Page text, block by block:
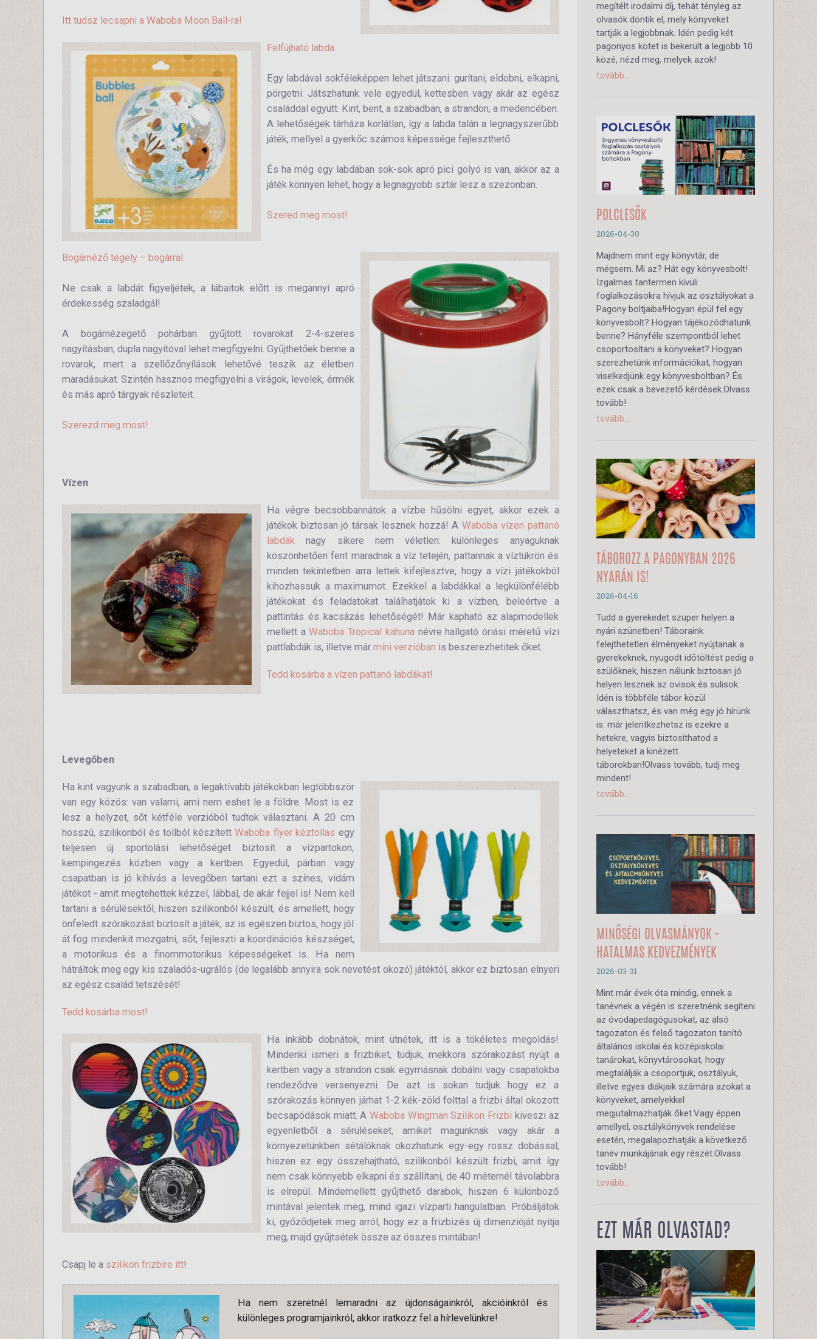
Itt tudsz lecsapni a Waboba Moon Ball-ra!
Felfújható labda
Egy labdával sokféleképpen lehet játszani: gurítani, eldobni, elkapni,
pörgetni. Játszhatunk vele egyedül, kettesben vagy akár az egész
családdal együtt. Kint, bent, a szabadban, a strandon, a medencében.
A lehetőségek tárháza korlátlan, így a labda talán a legnagyszerűbb
játék, mellyel a gyerkőc számos képessége fejleszthető.
És ha még egy labdában sok-sok apró pici golyó is van, akkor az a
játék könnyen lehet, hogy a legnagyobb sztár lesz a szezonban.
Szered meg most!
Bogárnéző tégely – bogárral
Ne csak a labdát figyeljétek, a lábaitok előtt is megannyi apró
érdekesség szaladgál!
A bogárnézegető pohárban gyűjtött rovarokat 2-4-szeres
nagyításban, dupla nagyítóval lehet megfigyelni. Gyűjthetőek benne a
rovarok, mert a szellőzőnyílások lehetővé teszik az életben
maradásukat. Szintén hasznos megfigyelni a virágok, levelek, érmék
és más apró tárgyak részleteit.
Szerezd meg most!
Vízen
Ha végre becsobbannátok a vízbe hűsölni egyet, akkor ezek a
játékok biztosan jó társak lesznek hozzá! AWaboba vízen pattanó
labdáknagy sikere nem véletlen: különleges anyaguknak
köszönhetően fent maradnak a víz tetején, pattannak a víztükrön és
minden tekintetben arra lettek kifejlesztve, hogy a vízi játékokból
kihozhassuk a maximumot. Ezekkel a labdákkal a legkülönfélébb
játékokat és feladatokat találhatjátok ki a vízben, beleértve a
pattintás és kacsázás lehetőségét! Már kapható az alapmodellek
mellett aWaboba Tropical kahuna névre hallgató óriási méretű vízi
pattlabdák is, illetve már mini verzióban is beszerezhetitek őket.
Tedd kosárba a vízen pattanó labdákat!
Levegőben
Ha kint vagyunk a szabadban, a legaktívabb játékokban legtöbbször
van egy közös: van valami, ami nem eshet le a földre. Most is ez
lesz a helyzet, sőt kétféle verzióból tudtok választani. A 20 cm
hosszú, szilikonból és tollból készítettWaboba flyer kéztollas egy
teljesen új sportolási lehetőséget biztosít a vízpartokon,
kempingezés közben vagy a kertben. Egyedül, párban vagy
csapatban is jó kihívás a levegőben tartani ezt a színes, vidám
játékot - amit megtehettek kézzel, lábbal, de akár fejjel is! Nem kell
tartani a sérülésektől, hiszen szilikonból készült, és amellett, hogy
önfeledt szórakozást biztosít a játék, az is egészen biztos, hogy jól
át fog mindenkit mozgatni, sőt, fejleszti a koordinációs készséget,
a motorikus és a finommotorikus képességeket is. Ha nem
hátráltok meg egy kis szaladós-ugrálós (de legalább annyira sok nevetést okozó) játéktól, akkor ez biztosan elnyeri
az egész család tetszését!
Tedd kosárba most!
Ha inkább dobnátok, mint ütnétek, itt is a tökéletes megoldás!
Mindenki ismeri a frizbiket, tudjuk, mekkora szórakozást nyújt a
kertben vagy a strandon csak egymásnak dobálni vagy csapatokba
rendeződve versenyezni. De azt is sokan tudjuk hogy ez a
szórakozás könnyen járhat 1-2 kék-zöld folttal a frizbi által okozott
becsapódások miatt. AWaboba Wingman Szilikon Frizbi kiveszi az
egyenletből a sérüléseket, amiket magunknak vagy akár a
környezetünkben sétálóknak okozhatunk egy-egy rossz dobással,
hiszen ez egy összehajtható, szilikonból készült frizbi, amit így
nem csak könnyebb elkapni és szállítani, de 40 méternél távolabbra
is elrepül. Mindemellett gyűjthető darabok, hiszen 6 különböző
mintával jelentek meg, mind igazi vízparti hangulatban. Próbáljátok
ki, győződjetek meg arról, hogy ez a frizbizés új dimenzióját nyitja
meg, majd gyűjtsétek össze az összes mintában!
Csapj le a szilikon frizbire itt!
Ha nem szeretnél lemaradni az újdonságainkról, akcióinkról és
különleges programjainkról, akkor iratkozz fel a hírlevelünkre!
megítélt irodalmi díj, tehát tényleg az
olvasók döntik el, mely könyveket
tartják a legjobbnak. Idén pedig két
pagonyos kötet is bekerült a legjobb 10
közé, nézd meg, melyek azok!
tovább...
POLCLESŐK
2026-04-30
Majdnem mint egy könyvtár, de
mégsem. Mi az? Hát egy könyvesbolt!
Izgalmas tantermen kívüli
foglalkozásokra hívjuk az osztályokat a
Pagony boltjaiba!Hogyan épül fel egy
könyvesbolt? Hogyan tájékozódhatunk
benne? Hányféle szempontból lehet
csoportosítani a könyveket? Hogyan
szerezhetünk információkat, hogyan
viselkedjünk egy könyvesboltban? És
ezek csak a bevezető kérdések.Olvass
tovább!
tovább...
TÁBOROZZ A PAGONYBAN 2026
NYARÁN IS!
2026-04-16
Tudd a gyerekedet szuper helyen a
nyári szünetben! Táboraink
felejthetetlen élményeket nyújtanak a
gyerekeknek, nyugodt időtöltést pedig a
szülőknek, hiszen nálunk biztosan jó
helyen lesznek az ovisok és sulisok.
Idén is többféle tábor közül
választhatsz, és van még egy jó hírünk
is: már jelentkezhetsz is ezekre a
hetekre, vagyis biztosíthatod a
helyeteket a kinézett
táborokban!Olvass tovább, tudj meg
mindent!
tovább...
MINŐSÉGI OLVASMÁNYOK -
HATALMAS KEDVEZMÉNYEK
2026-03-31
Mint már évek óta mindig, ennek a
tanévnek a végén is szeretnénk segíteni
az óvodapedagógusokat, az alsó
tagozaton és felső tagozaton tanító
általános iskolai és középiskolai
tanárokat, könyvtárosokat, hogy
megtalálják a csoportjuk, osztályuk,
illetve egyes diákjaik számára azokat a
könyveket, amelyekkel
megjutalmazhatják őket.Vagy éppen
amellyel, osztálykönyvek rendelése
esetén, megalapozhatják a következő
tanév munkájának egy részét.Olvass
tovább!
tovább...
EZT MÁR OLVASTAD?